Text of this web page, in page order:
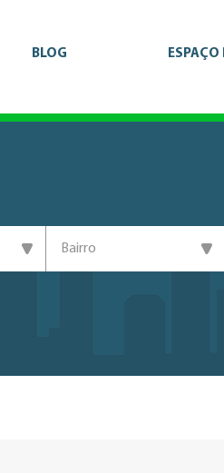
BLOG
Bairro